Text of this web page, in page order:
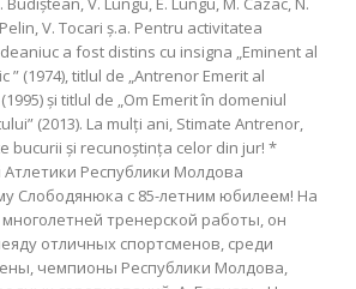
V. Tocari ş.a. Pentru activitatea
a fost distins cu insigna „Eminent al
” (1974), titlul de „Antrenor Emerit al
şi titlul de „Om Emerit în domeniul
(2013). La mulţi ani, Stimate Antrenor,
bucurii şi recunoştinţa celor din jur! *
Республики Молдова
Слободянюка с 85-летним юбилеем! На
тренерской работы, он
отличных спортсменов, среди
чемпионы Республики Молдова,